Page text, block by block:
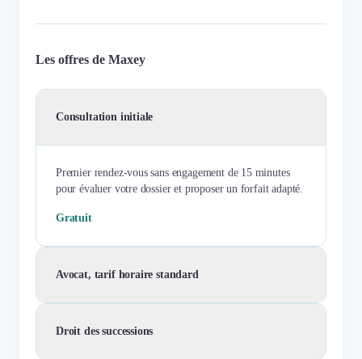
Les offres de Maxey
Consultation initiale
Premier rendez-vous sans engagement de 15 minutes
pour évaluer votre dossier et proposer un forfait adapté.
Gratuit
Avocat, tarif horaire standard
Droit des successions